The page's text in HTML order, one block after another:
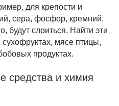
для крепости и
сера, фосфор, кремний.
будут слоиться. Найти эти
мясе птицы,
продуктах.
и химия